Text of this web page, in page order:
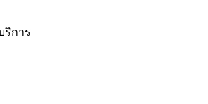
ริการ